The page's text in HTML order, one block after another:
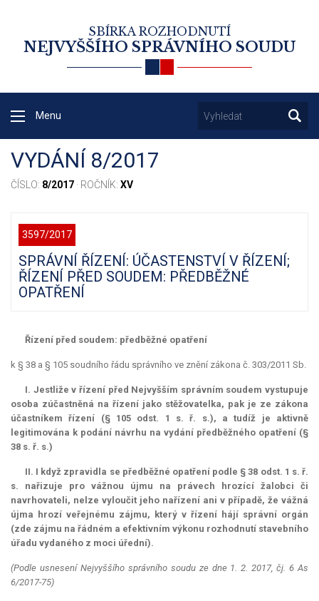
SBÍRKA ROZHODNUTÍ
NEJVYŠŠÍHO SPRÁVNÍHO SOUDU
Menu
VYDÁNÍ 8/2017
ČÍSLO: 8/2017 · ROČNÍK: XV
3597/2017
SPRÁVNÍ ŘÍZENÍ: ÚČASTENSTVÍ V ŘÍZENÍ;
ŘÍZENÍ PŘED SOUDEM: PŘEDBĚŽNÉ
OPATŘENÍ
Řízení před soudem: předběžné opatření
k § 38 a § 105 soudního řádu správního ve znění zákona č. 303/2011 Sb.
I. Jestliže v řízení před Nejvyšším správním soudem vystupuje
osoba zúčastněná na řízení jako stěžovatelka, pak je ze zákona
účastníkem řízení (§ 105 odst. 1 s. ř. s.), a tudíž je aktivně
legitimována k podání návrhu na vydání předběžného opatření (§
38 s. ř. s.)
II. I když zpravidla se předběžné opatření podle § 38 odst. 1 s. ř.
s. nařizuje pro vážnou újmu na právech hrozící žalobci či
navrhovateli, nelze vyloučit jeho nařízení ani v případě, že vážná
újma hrozí veřejnému zájmu, který v řízení hájí správní orgán
(zde zájmu na řádném a efektivním výkonu rozhodnutí stavebního
úřadu vydaného z moci úřední).
(Podle usnesení Nejvyššího správního soudu ze dne 1. 2. 2017, čj. 6 As
6/2017-75)